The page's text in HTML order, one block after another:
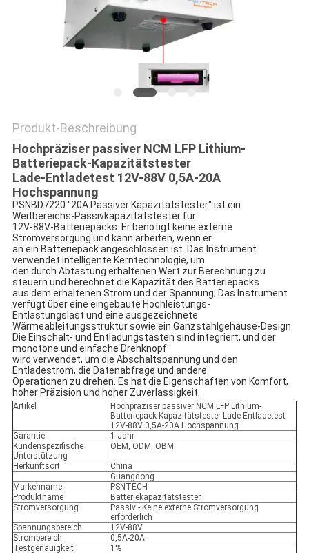
Produkt-Beschreibung
Hochpräziser passiver NCM LFP Lithium-
Batteriepack-Kapazitätstester
Lade-Entladetest 12V-88V 0,5A-20A
Hochspannung
PSNBD7220 "20A Passiver Kapazitätstester" ist ein
Weitbereichs-Passivkapazitätstester für
12V-88V-Batteriepacks. Er benötigt keine externe
Stromversorgung und kann arbeiten, wenn er
an ein Batteriepack angeschlossen ist. Das Instrument
verwendet intelligente Kerntechnologie, um
den durch Abtastung erhaltenen Wert zur Berechnung zu
steuern und berechnet die Kapazität des Batteriepacks
aus dem erhaltenen Strom und der Spannung; Das Instrument
verfügt über eine eingebaute Hochleistungs-
Entlastungslast und eine ausgezeichnete
Wärmeableitungsstruktur sowie ein Ganzstahlgehäuse-Design.
Die Einschalt- und Entladungstasten sind integriert, und der
monotone und einfache Drehknopf
wird verwendet, um die Abschaltspannung und den
Entladestrom, die Datenabfrage und andere
Operationen zu drehen. Es hat die Eigenschaften von Komfort,
hoher Präzision und hoher Zuverlässigkeit.
Artikel
Hochpräziser passiver NCM LFP Lithium-
Batteriepack-Kapazitätstester Lade-Entladetest
12V-88V 0,5A-20A Hochspannung
Garantie
1 Jahr
Kundenspezifische
Unterstützung
OEM, ODM, OBM
Herkunftsort
China
Guangdong
Markenname
PSNTECH
Produktname
Batteriekapazitätstester
Stromversorgung
Passiv - Keine externe Stromversorgung
erforderlich
Spannungsbereich
12V-88V
Strombereich
0,5A-20A
Testgenauigkeit
1%